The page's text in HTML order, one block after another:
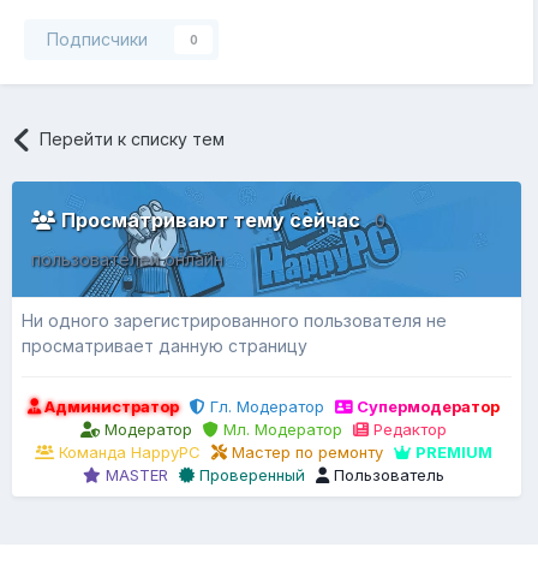
Подписчики 0
Перейти к списку тем
Просматривают тему сейчас0
пользователей онлайн
Ни одного зарегистрированного пользователя не
просматривает данную страницу
Администратор Гл. Модератор
Супермодератор
Модератор
Мл. Модератор
Редактор
Команда HappyPC
Мастер по ремонту
PREMIUM
MASTER
Проверенный Пользователь